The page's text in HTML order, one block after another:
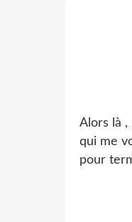
Alors là ,
qui me
pour